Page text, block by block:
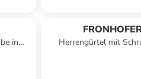
in
Herrengürtel mit